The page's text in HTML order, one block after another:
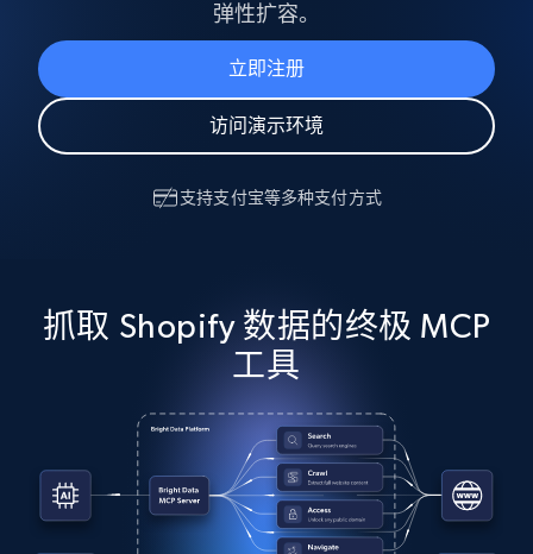
弹性扩容。
立即注册
访问演示环境
支持支付宝等多种支付方式
抓取 Shopify 数据的终极 MCP
工具